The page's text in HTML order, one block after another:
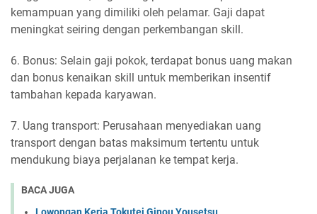
kemampuan yang dimiliki oleh pelamar. Gaji dapat
meningkat seiring dengan perkembangan skill.
6. Bonus: Selain gaji pokok, terdapat bonus uang makan
dan bonus kenaikan skill untuk memberikan insentif
tambahan kepada karyawan.
7. Uang transport: Perusahaan menyediakan uang
transport dengan batas maksimum tertentu untuk
mendukung biaya perjalanan ke tempat kerja.
BACA JUGA
Lowongan Kerja Tokutei Ginou Yousetsu